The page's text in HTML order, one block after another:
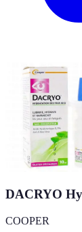
DACRYO
COOPER